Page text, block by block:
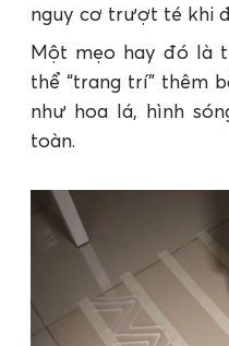
nguy cơ trượt té khi
Một mẹo hay đó là
thể “trang trí” thêm
như hoa lá, hình
toàn.